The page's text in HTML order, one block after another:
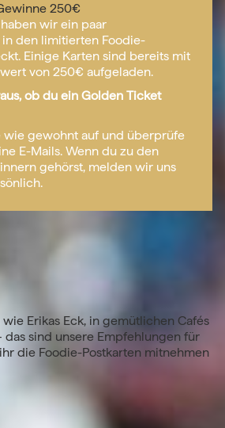
250€
wir ein paar
den limitierten Foodie-
Einige Karten sind bereits mit
von 250€ aufgeladen.
ob du ein Golden Ticket
wie gewohnt auf und überprüfe
E-Mails. Wenn du zu den
gehörst, melden wir uns
Erikas Eck, in gemütlichen Cafés
sind unsere Empfehlungen für
die Foodie-Postkarten mitnehmen